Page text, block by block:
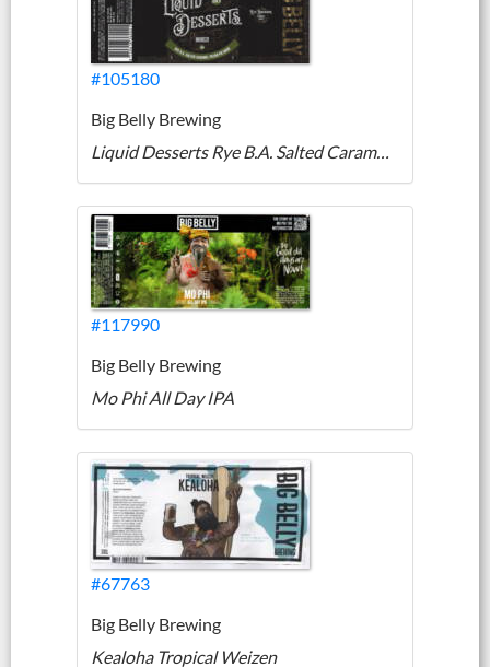
#105180
Big Belly Brewing
Liquid Desserts Rye B.A. Salted Caramel Pecan Pie Quad
#117990
Big Belly Brewing
Mo Phi All Day IPA
#67763
Big Belly Brewing
Kealoha Tropical Weizen